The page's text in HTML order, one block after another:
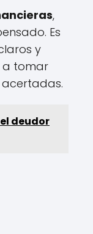
,
Es
y
a tomar
deudor